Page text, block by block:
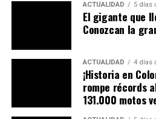
¿Qué pasará con
ACTUALIDAD 5 días
El gigante que
Conozcan la
ACTUALIDAD 4 días
¡Historia en
rompe récords
131.000 motos